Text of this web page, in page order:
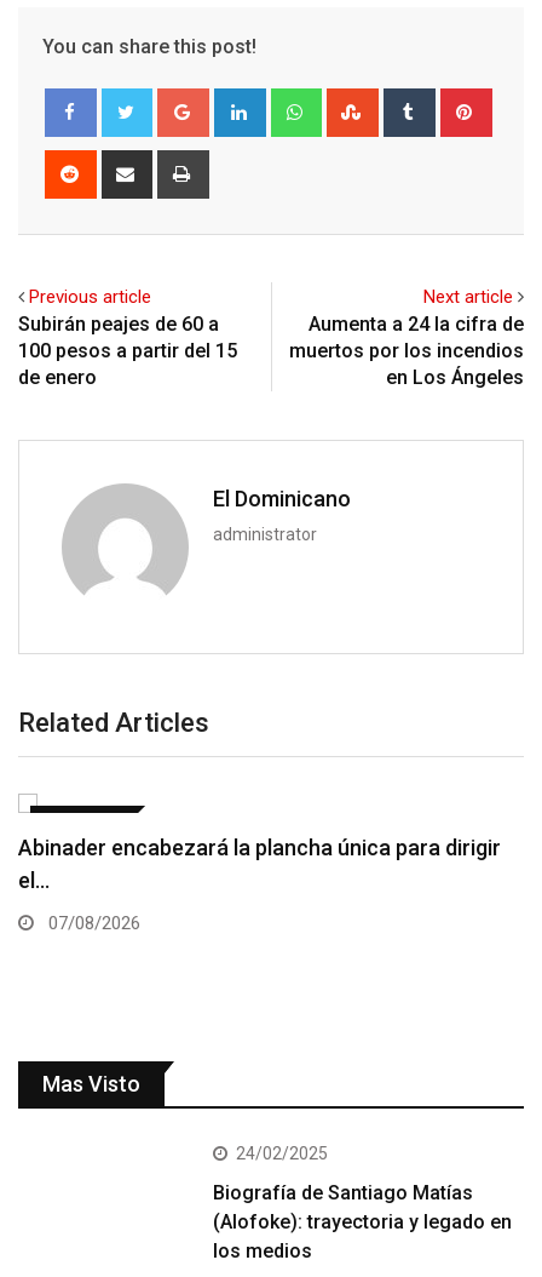
You can share this post!
Google+ LinkedIn WhatsappStumbleUpon
Tumblr
Reddit
Share
Previous article
Subirán peajes de 60 a
100 pesos a partir del 15
de enero
Next article
Aumenta a 24 la cifra de
muertos por los incendios
en Los Ángeles
El Dominicano
administrator
Related Articles
Poder Ejecutivo dispone extradición de dos
dominicanos requeridos…
07/08/2026
Mas Visto
24/02/2025
Biografía de Santiago Matías
(Alofoke): trayectoria y legado en
los medios